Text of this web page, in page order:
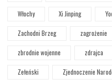
Włochy
Xi Jinping
Zachodni Brzeg
zagrożenie
zbrodnie wojenne
zdrajca
Zełeński
Zjednoczenie